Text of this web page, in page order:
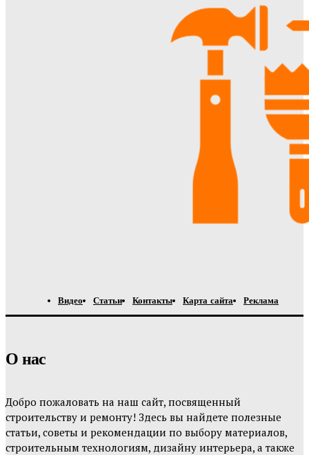
Видео Статьи Контакты Карта сайта Реклама
О нас
Добро пожаловать на наш сайт, посвященный
строительству и ремонту! Здесь вы найдете полезные
статьи, советы и рекомендации по выбору материалов,
строительным технологиям, дизайну интерьера, а также